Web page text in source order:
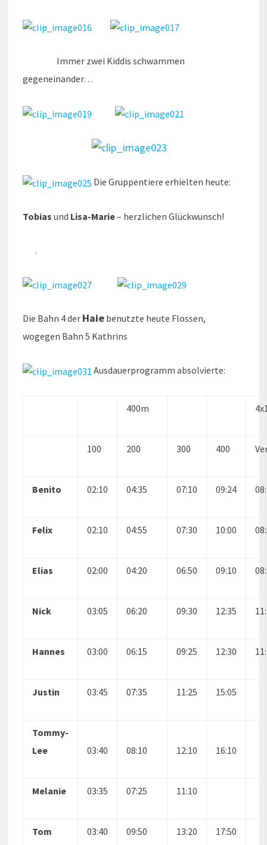
Immer zwei Kiddis schwammen
gegeneinander…
Die Gruppentiere erhielten heute:
Tobias und Lisa-Marie– herzlichen Glückwunsch!
.
Die Bahn 4 der Haiebenutzte heute Flossen,
wogegen Bahn 5 Kathrins
Ausdauerprogramm absolvierte:
400m
100 200 300 400
Benito 02:10 04:35 07:10 09:24
Felix 02:10 04:55 07:30 10:00
Elias 02:00 04:20 06:50 09:10
Nick 03:05 06:20 09:30 12:35
Hannes 03:00 06:15 09:25 12:30
Justin 03:45 07:35 11:25 15:05
Tommy-
Lee
03:40 08:10 12:10 16:10
Melanie 03:35 07:25 11:10
Tom 03:40 09:50 13:20 17:50